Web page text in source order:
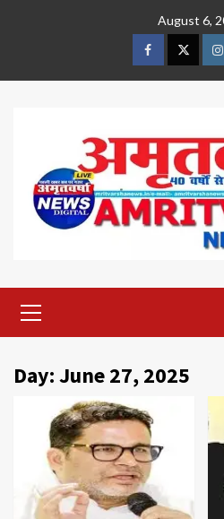
August 6,
FacebookTwitter
Menu
Day:June 27, 2025